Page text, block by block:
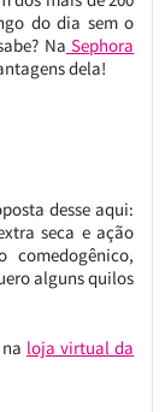
do dia sem o
Na Sephora
dela!
desse aqui:
seca e ação
alguns quilos
loja virtual da